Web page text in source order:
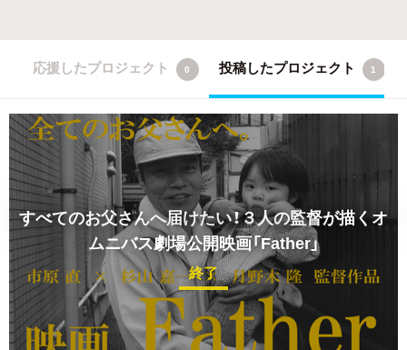
応援したプロジェクト 0 投稿したプロジェクト 1
すべてのお父さんへ届けたい！３人の監督が描くオ
ムニバス劇場公開映画「Father」
終了